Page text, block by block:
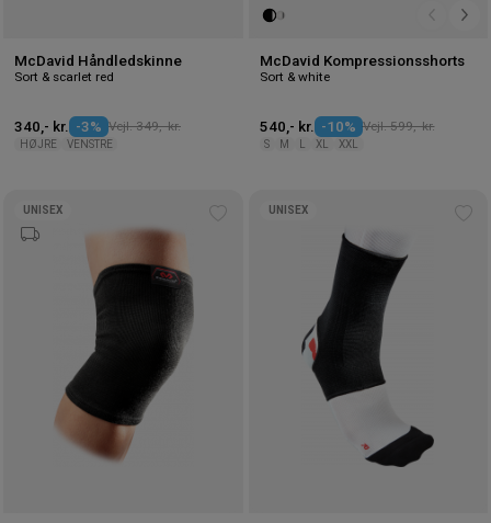
McDavid Håndledskinne
Sort & scarlet red
340,- kr. -3% Vejl. 349,- kr.
HØJRE VENSTRE
McDavid Kompressionsshorts
Sort & white
540,- kr. -10% Vejl. 599,- kr.
S M XL XXL
UNISEX UNISEX